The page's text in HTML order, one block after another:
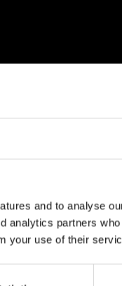
and to analyse
analytics partners
your use of their